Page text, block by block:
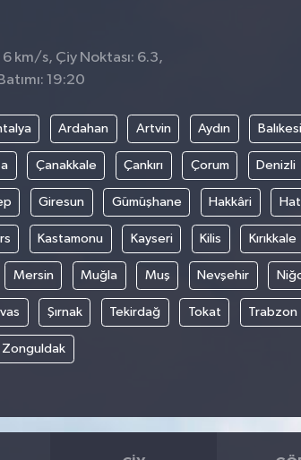
6 km/s, Çiy Noktası: 6.3,
19:20
Ardahan Artvin Aydın
Çanakkale Çankırı Çorum Denizli
Giresun Gümüşhane Hakkâri
Kastamonu Kayseri Kilis Kırıkkale
Mersin Muğla Muş Nevşehir
Şırnak Tekirdağ Tokat Trabzon
Zonguldak